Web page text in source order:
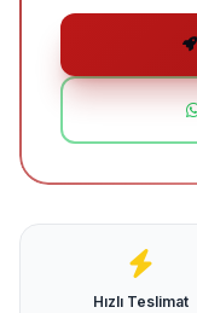
Hızlı Teslimat